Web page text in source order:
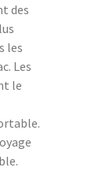
des
les
Les
le